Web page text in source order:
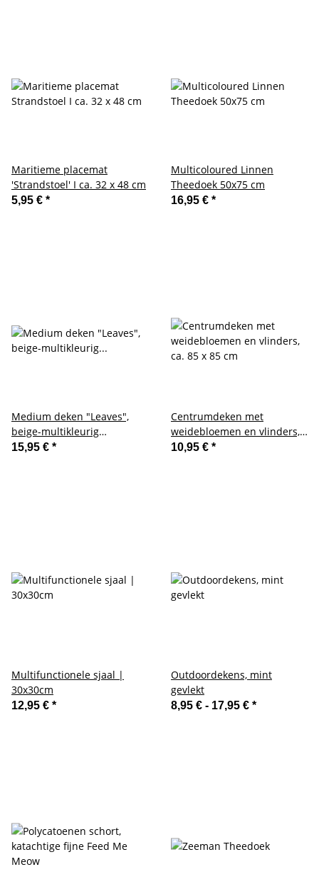
Maritieme placemat
'Strandstoel' I ca. 32 x 48 cm
5,95 € *
Multicoloured Linnen
Theedoek 50x75 cm
16,95 € *
Medium deken "Leaves",
beige-multikleurig
borduursel, ca. 85 x 85 cm
15,95 € *
Centrumdeken met
weidebloemen en vlinders,
ca. 85 x 85 cm
10,95 € *
Multifunctionele sjaal |
30x30cm
12,95 € *
Outdoordekens, mint
gevlekt
8,95 € - 17,95 € *